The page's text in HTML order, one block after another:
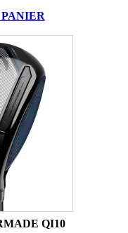
QI10